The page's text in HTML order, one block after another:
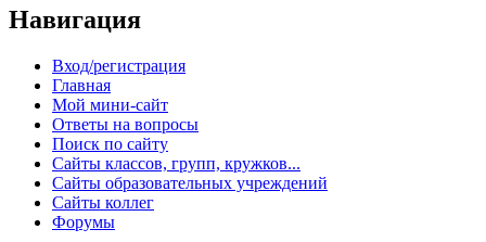
Навигация
Вход/регистрация
Главная
Мой мини-сайт
Ответы на вопросы
Поиск по сайту
Сайты классов, групп, кружков...
Сайты образовательных учреждений
Сайты коллег
Форумы